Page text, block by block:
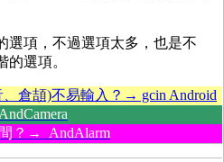
選項，不過選項太多，也是不
選項。
倉頡)不易輸入？→ gcin Android
？→ AndAlarm